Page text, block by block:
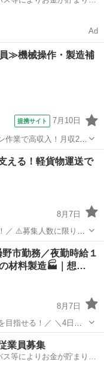
Ad
≫機械操作・製造補
提携サイト 7月10日
作業で高収入！月収29
ム寮完備！日払い制度
える！軽貨物運送で
8月7日
が
市勤務／夜勤時給１
材料製造🏭｜想…
8月7日
指せる！／ ＼4日働
！／ ＼日払いOK！給
業員募集
等によりお金が貯まりや